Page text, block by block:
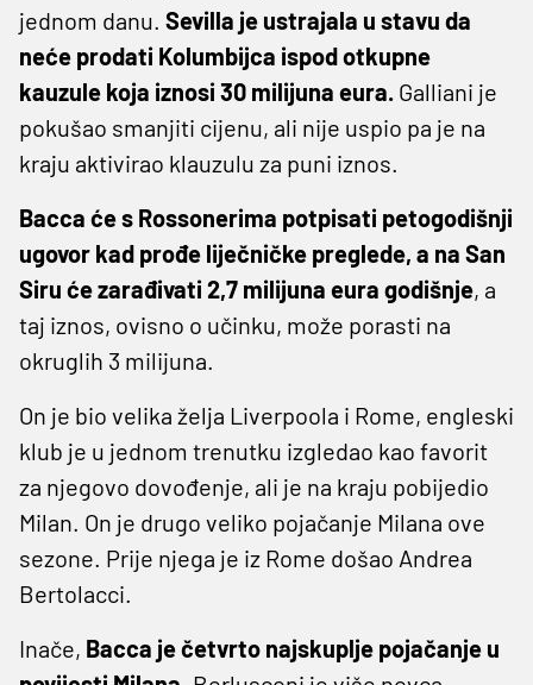
jednom danu. Sevilla je ustrajala u stavu da
neće prodati Kolumbijca ispod otkupne
kauzule koja iznosi 30 milijuna eura. Galliani je
pokušao smanjiti cijenu, ali nije uspio pa je na
kraju aktivirao klauzulu za puni iznos.
Bacca će s Rossonerima potpisati petogodišnji
ugovor kad prođe liječničke preglede, a na San
Siru će zarađivati 2,7 milijuna eura godišnje, a
taj iznos, ovisno o učinku, može porasti na
okruglih 3 milijuna.
On je bio velika želja Liverpoola i Rome, engleski
klub je u jednom trenutku izgledao kao favorit
za njegovo dovođenje, ali je na kraju pobijedio
Milan. On je drugo veliko pojačanje Milana ove
sezone. Prije njega je iz Rome došao Andrea
Bertolacci.
Inače, Bacca je četvrto najskuplje pojačanje u